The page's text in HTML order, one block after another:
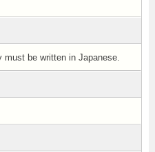
must be written in Japanese.